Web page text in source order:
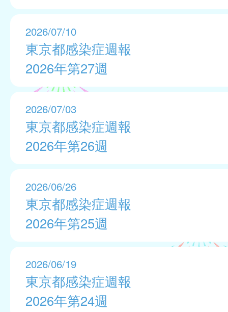
2026/07/10
東京都感染症週報
2026年第27週
2026/07/03
東京都感染症週報
2026年第26週
2026/06/26
東京都感染症週報
2026年第25週
2026/06/19
東京都感染症週報
2026年第24週